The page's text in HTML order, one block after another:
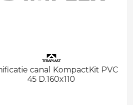
canal KompactKit PVC
45 D.160x110